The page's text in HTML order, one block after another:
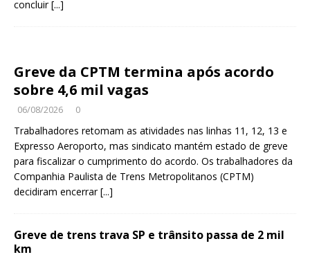
concluir[...]
Greve da CPTM termina após acordo
sobre 4,6 mil vagas
06/08/2026 0
Trabalhadores retomam as atividades nas linhas 11, 12, 13 e
Expresso Aeroporto, mas sindicato mantém estado de greve
para fiscalizar o cumprimento do acordo. Os trabalhadores da
Companhia Paulista de Trens Metropolitanos (CPTM)
decidiram encerrar[...]
Greve de trens trava SP e trânsito passa de 2 mil
km